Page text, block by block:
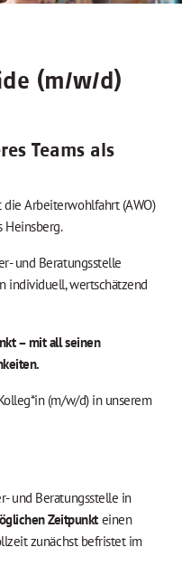
(m/w/d)
Teams als
dieArbeiterwohlfahrt(AWO)
Heinsberg.
und Beratungsstelle
individuell, wertschätzend
– mit all seinen
(m/w/d) in unserem
und Beratungsstelle in
Zeitpunkt einen
zunächst befristet im